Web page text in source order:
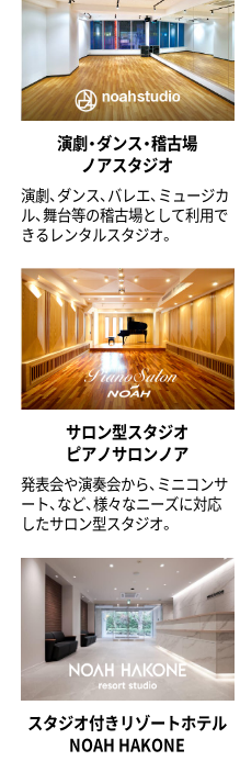
演劇・ダンス・稽古場
ノアスタジオ
演劇、ダンス、バレエ、ミュージカ
ル、舞台等の稽古場として利用で
きるレンタルスタジオ。
サロン型スタジオ
ピアノサロンノア
発表会や演奏会から、ミニコンサ
ート、など、様々なニーズに対応
したサロン型スタジオ。
スタジオ付きリゾートホテル
NOAH HAKONE